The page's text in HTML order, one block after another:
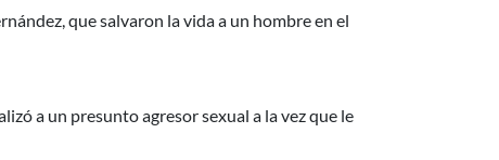
que salvaron la vida a un hombre en el
a un presunto agresor sexual a la vez que le